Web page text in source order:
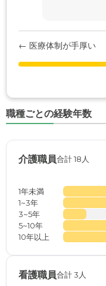
← 医療体制が手厚い
職種ごとの経験年数
介護職員合計 18人
1年未満
1~3年
3~5年
5~10年
10年以上
看護職員合計 3人